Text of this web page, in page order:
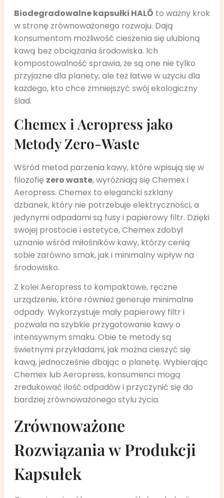
Biodegradowalne kapsułki HALŌ to ważny krok
w stronę zrównoważonego rozwoju. Dają
konsumentom możliwość cieszenia się ulubioną
kawą bez obciążania środowiska. Ich
kompostowalność sprawia, że są one nie tylko
przyjazne dla planety, ale też łatwe w użyciu dla
każdego, kto chce zmniejszyć swój ekologiczny
ślad.
Chemex i Aeropress jako
Metody Zero-Waste
Wśród metod parzenia kawy, które wpisują się w
filozofię zero waste, wyróżniają się Chemex i
Aeropress. Chemex to elegancki szklany
dzbanek, który nie potrzebuje elektryczności, a
jedynymi odpadami są fusy i papierowy filtr. Dzięki
swojej prostocie i estetyce, Chemex zdobył
uznanie wśród miłośników kawy, którzy cenią
sobie zarówno smak, jak i minimalny wpływ na
środowisko.
Z kolei Aeropress to kompaktowe, ręczne
urządzenie, które również generuje minimalne
odpady. Wykorzystuje mały papierowy filtr i
pozwala na szybkie przygotowanie kawy o
intensywnym smaku. Obie te metody są
świetnymi przykładami, jak można cieszyć się
kawą, jednocześnie dbając o planetę. Wybierając
Chemex lub Aeropress, konsumenci mogą
zredukować ilość odpadów i przyczynić się do
bardziej zrównoważonego stylu życia.
Zrównoważone
Rozwiązania w Produkcji
Kapsułek